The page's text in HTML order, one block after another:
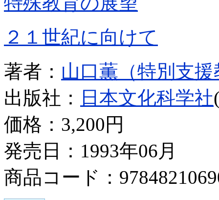
２１世紀に向けて
著者： 山口薫（特別支
出版社：
日本文化科学社
価格： 3,200円
発売日：1993年06月
商品コード：